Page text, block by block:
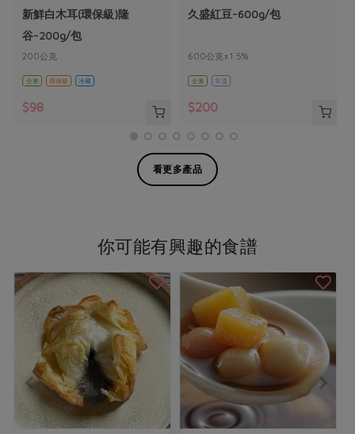
新鮮白木耳(環保級)隆
谷-200g/包
200公克
全素 環保級 冷藏
$98
久盛紅豆-600g/包
600公克±1.5%
全素 常溫
$200
看更多產品
你可能有興趣的食譜